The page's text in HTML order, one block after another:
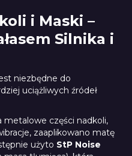
i Maski –
Silnika i
niezbędne do
uciążliwych źródeł
metalowe części nadkoli,
zaaplikowano matę
użyto StP Noise